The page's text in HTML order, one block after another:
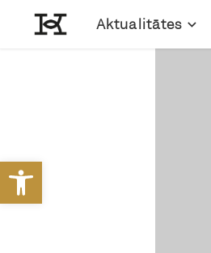
Open toolbar
Aktualitātes